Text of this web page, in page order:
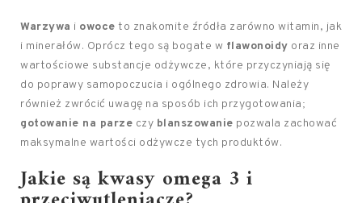
Warzywa i owoce to znakomite źródła zarówno witamin, jak
i minerałów. Oprócz tego są bogate w flawonoidy oraz inne
wartościowe substancje odżywcze, które przyczyniają się
do poprawy samopoczucia i ogólnego zdrowia. Należy
również zwrócić uwagę na sposób ich przygotowania;
gotowanie na parze czy blanszowanie pozwala zachować
maksymalne wartości odżywcze tych produktów.
Jakie są kwasy omega 3 i